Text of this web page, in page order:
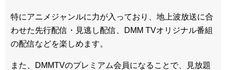
特にアニメジャンルに力が入っており、地上波放送に合
わせた先行配信・見逃し配信、DMM TVオリジナル番組
の配信などを楽しめます。
また、DMMTVのプレミアム会員になることで、見放題